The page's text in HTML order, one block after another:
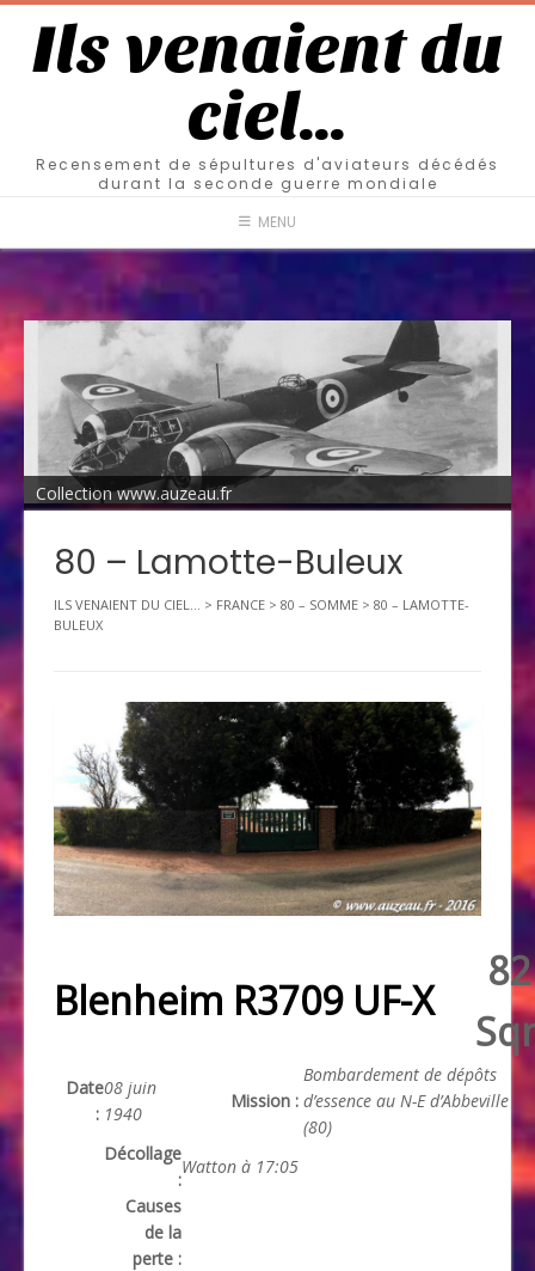
Ils venaient du
ciel…
Recensement de sépultures d'aviateurs décédés
durant la seconde guerre mondiale
MENU
Collection www.auzeau.fr
80 – Lamotte-Buleux
ILS VENAIENT DU CIEL... > FRANCE > 80 – SOMME > 80 – LAMOTTE-
BULEUX
Blenheim R3709 UF-X
82
Date
:
08 juin
1940
Mission :
Bombardement de dépôts
d’essence au N-E d’Abbeville
(80)
Décollage
:
Watton à 17:05
Causes
de la
perte :